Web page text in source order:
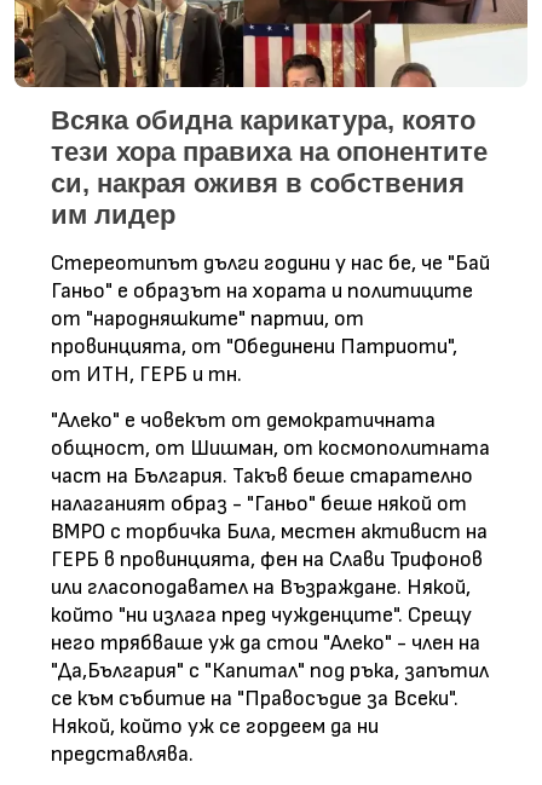
Всяка обидна карикатура, която
тези хора правиха на опонентите
си, накрая оживя в собствения
им лидер
Стереотипът дълги години у нас бе, че "Бай
Ганьо" е образът на хората и политиците
от "народняшките" партии, от
провинцията, от "Обединени Патриоти",
от ИТН, ГЕРБ и тн.
"Алеко" е човекът от демократичната
общност, от Шишман, от космополитната
част на България. Такъв беше старателно
налаганият образ - "Ганьо" беше някой от
ВМРО с торбичка Била, местен активист на
ГЕРБ в провинцията, фен на Слави Трифонов
или гласоподавател на Възраждане. Някой,
който "ни излага пред чужденците". Срещу
него трябваше уж да стои "Алеко" - член на
"Да,България" с "Капитал" под ръка, запътил
се към събитие на "Правосъдие за Всеки".
Някой, който уж се гордеем да ни
представлява.